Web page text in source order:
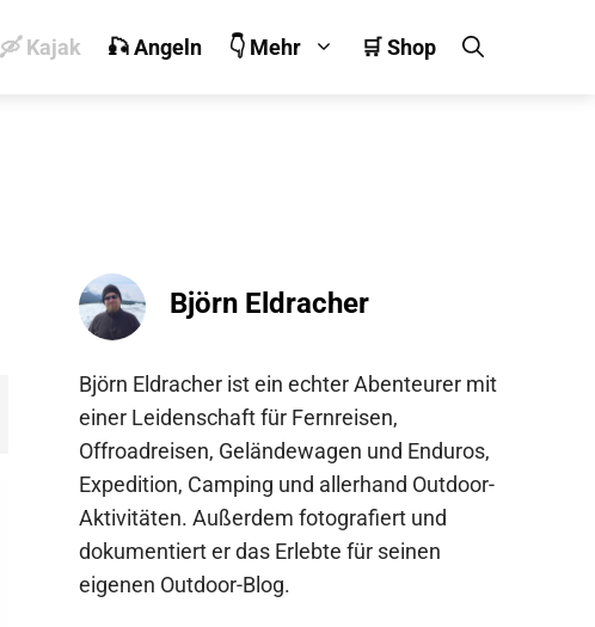
🛶 Kajak 🎣 Angeln 👇 Mehr 🛒 Shop
Björn Eldracher
Björn Eldracher ist ein echter Abenteurer mit
einer Leidenschaft für Fernreisen,
Offroadreisen, Geländewagen und Enduros,
Expedition, Camping und allerhand Outdoor-
Aktivitäten. Außerdem fotografiert und
dokumentiert er das Erlebte für seinen
eigenen Outdoor-Blog.